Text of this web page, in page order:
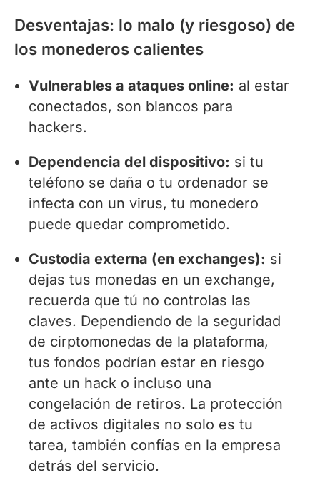
Desventajas: lo malo (y riesgoso) de
los monederos calientes
Vulnerables a ataques online: al estar
conectados, son blancos para
hackers.
Dependencia del dispositivo: si tu
teléfono se daña o tu ordenador se
infecta con un virus, tu monedero
puede quedar comprometido.
Custodia externa (en exchanges): si
dejas tus monedas en un exchange,
recuerda que tú no controlas las
claves. Dependiendo de la seguridad
de cirptomonedas de la plataforma,
tus fondos podrían estar en riesgo
ante un hack o incluso una
congelación de retiros. La protección
de activos digitales no solo es tu
tarea, también confías en la empresa
detrás del servicio.